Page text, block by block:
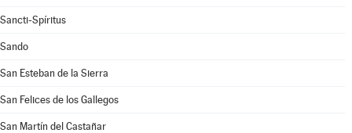
Sancti-Spíritus
Sando
San Esteban de la Sierra
San Felices de los Gallegos
San Martín del Castañar